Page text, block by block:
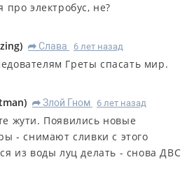
про электробус, не?
) R Слава 6 лет назад
Греты спасать мир.
) R Злой Гном 6 лет назад
жути. Появились новые
- снимают сливки с этого
из воды луц делать - снова ДВС